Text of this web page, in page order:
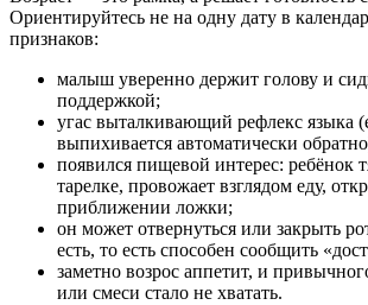
Ориентируйтесь не на одну дату в
признаков:
малыш уверенно держит голову и
поддержкой;
угас выталкивающий рефлекс языка
выпихивается автоматически
появился пищевой интерес: ребёнок
тарелке, провожает взглядом еду,
приближении ложки;
он может отвернуться или закрыть
есть, то есть способен сообщить
заметно возрос аппетит, и
или смеси стало не хватать.